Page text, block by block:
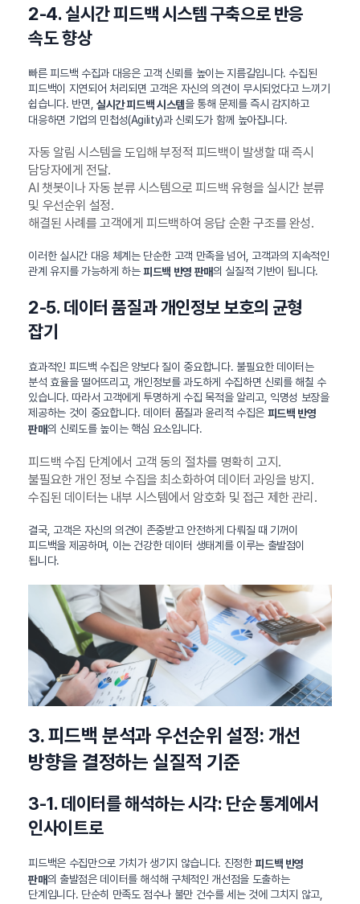
2-4. 실시간 피드백 시스템 구축으로 반응
속도 향상
빠른 피드백 수집과 대응은 고객 신뢰를 높이는 지름길입니다. 수집된
피드백이 지연되어 처리되면 고객은 자신의 의견이 무시되었다고 느끼기
쉽습니다. 반면, 실시간 피드백 시스템을 통해 문제를 즉시 감지하고
대응하면 기업의 민첩성(Agility)과 신뢰도가 함께 높아집니다.
자동 알림 시스템을 도입해 부정적 피드백이 발생할 때 즉시
담당자에게 전달.
AI 챗봇이나 자동 분류 시스템으로 피드백 유형을 실시간 분류
및 우선순위 설정.
해결된 사례를 고객에게 피드백하여 응답 순환 구조를 완성.
이러한 실시간 대응 체계는 단순한 고객 만족을 넘어, 고객과의 지속적인
관계 유지를 가능하게 하는피드백 반영 판매의 실질적 기반이 됩니다.
2-5. 데이터 품질과 개인정보 보호의 균형
잡기
효과적인 피드백 수집은 양보다 질이 중요합니다. 불필요한 데이터는
분석 효율을 떨어뜨리고, 개인정보를 과도하게 수집하면 신뢰를 해칠 수
있습니다. 따라서 고객에게 투명하게 수집 목적을 알리고, 익명성 보장을
제공하는 것이 중요합니다. 데이터 품질과 윤리적 수집은 피드백 반영
판매의 신뢰도를 높이는 핵심 요소입니다.
피드백 수집 단계에서 고객 동의 절차를 명확히 고지.
불필요한 개인 정보 수집을 최소화하여 데이터 과잉을 방지.
수집된 데이터는 내부 시스템에서 암호화 및 접근 제한 관리.
결국, 고객은 자신의 의견이 존중받고 안전하게 다뤄질 때 기꺼이
피드백을 제공하며, 이는 건강한 데이터 생태계를 이루는 출발점이
됩니다.
3. 피드백 분석과 우선순위 설정: 개선
방향을 결정하는 실질적 기준
3-1. 데이터를 해석하는 시각: 단순 통계에서
인사이트로
피드백은 수집만으로 가치가 생기지 않습니다. 진정한피드백 반영
판매의 출발점은 데이터를 해석해 구체적인 개선점을 도출하는
단계입니다. 단순히 만족도 점수나 불만 건수를 세는 것에 그치지 않고,